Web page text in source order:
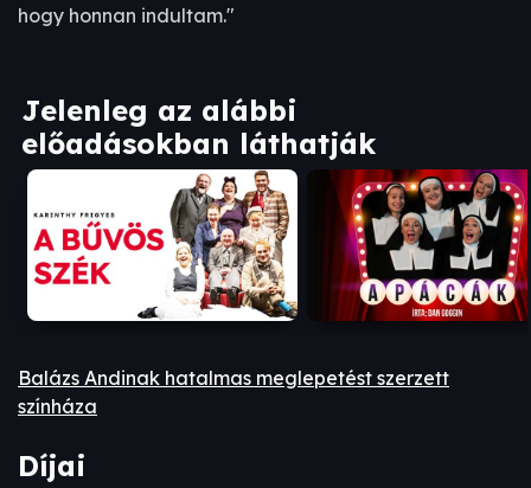
hogy honnan indultam."
Jelenleg az alábbi
előadásokban láthatják
Balázs Andinak hatalmas meglepetést szerzett
színháza
Díjai